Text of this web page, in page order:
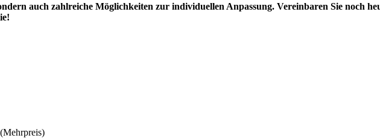
auch zahlreiche Möglichkeiten zur individuellen Anpassung. Vereinbaren Sie noch